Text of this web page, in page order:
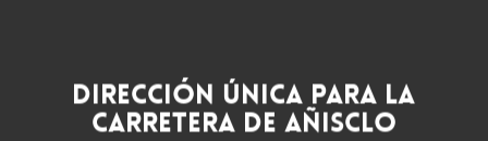
Dirección única para la
carretera de Añisclo